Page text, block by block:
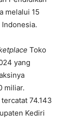
melalui 15
Toko
yang
miliar.
74.143
Kediri